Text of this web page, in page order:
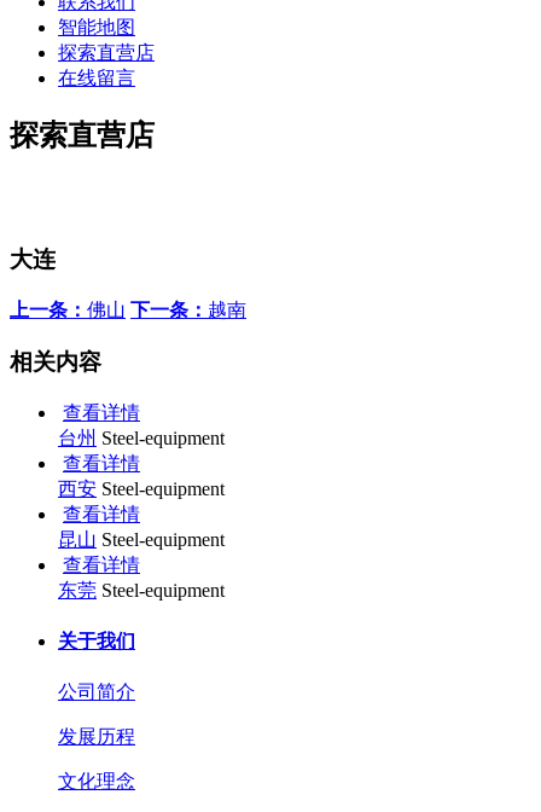
智能地图
探索直营店
在线留言
探索直营店
大连
上一条： 佛山 下一条： 越南
相关内容
查看详情
台州 Steel-equipment
查看详情
西安 Steel-equipment
查看详情
昆山 Steel-equipment
查看详情
东莞 Steel-equipment
关于我们
公司简介
发展历程
文化理念